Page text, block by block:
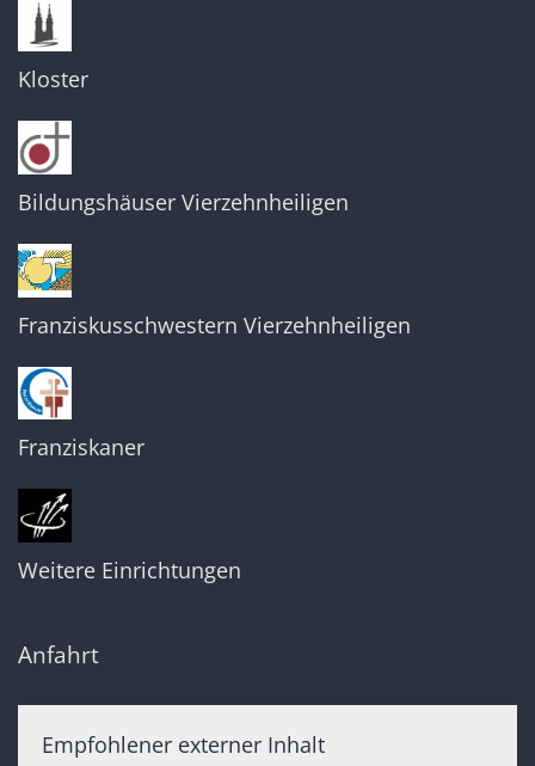
Kloster
Bildungshäuser Vierzehnheiligen
Franziskusschwestern Vierzehnheiligen
Franziskaner
Weitere Einrichtungen
Anfahrt
Empfohlener externer Inhalt